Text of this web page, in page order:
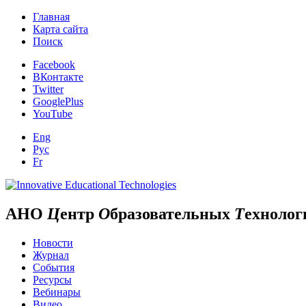
Главная
Карта сайта
Поиск
Facebook
ВКонтакте
Twitter
GooglePlus
YouTube
Eng
Рус
Fr
АНО Центр Образовательных Т
Новости
Журнал
События
Ресурсы
Вебинары